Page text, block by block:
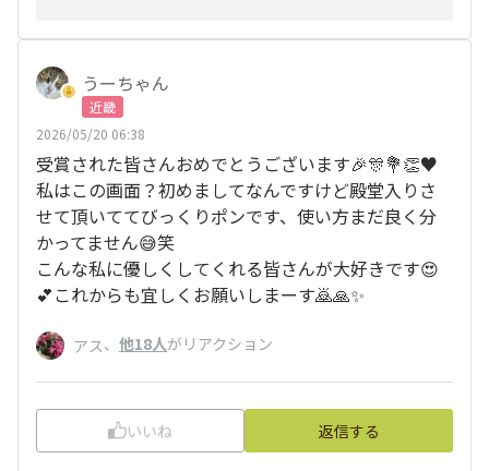
うーちゃん
近畿
2026/05/20 06:38
受賞された皆さんおめでとうございます🎉🎊💐👏♥️
私はこの画面？初めましてなんですけど殿堂入りさ
せて頂いててびっくりポンです、使い方まだ良く分
かってません😅‪‪笑
こんな私に優しくしてくれる皆さんが大好きです😍
💕これからも宜しくお願いしまーす🙇🙏✨
アス、 他18人がリアクション
いいね 返信する